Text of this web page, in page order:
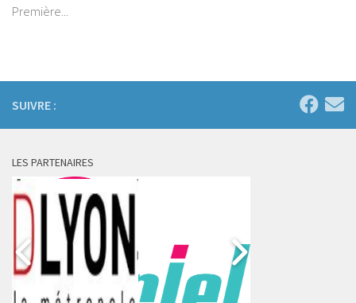
Première...
SUIVRE :
LES PARTENAIRES